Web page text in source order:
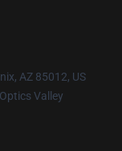
AZ 85012, US
Valley